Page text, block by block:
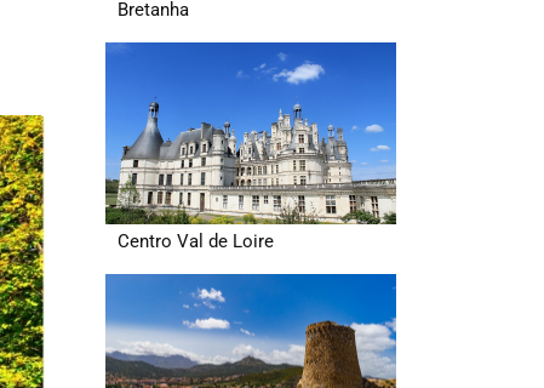
Bretanha
Centro Val de Loire